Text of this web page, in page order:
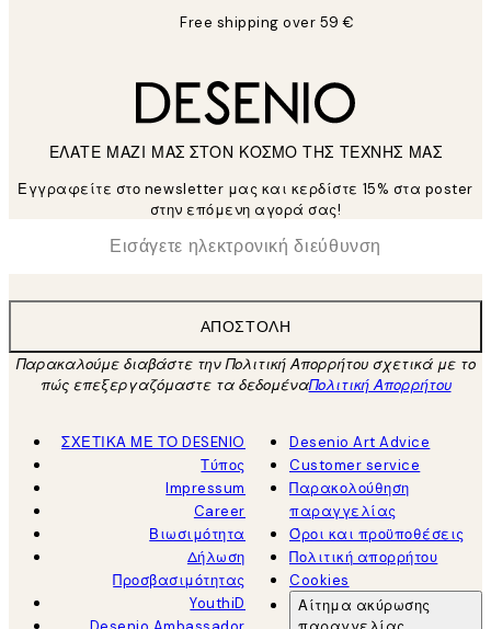
Free shipping over 59 €
ΕΛΑΤΕ ΜΑΖΙ ΜΑΣ ΣΤΟΝ ΚΟΣΜΟ ΤΗΣ ΤΕΧΝΗΣ ΜΑΣ
Εγγραφείτε στο newsletter μας και κερδίστε 15% στα poster
στην επόμενη αγορά σας!
Ηλεκτρονική Διεύθυνση
ΑΠΟΣΤΟΛΉ
Παρακαλούμε διαβάστε την Πολιτική Απορρήτου σχετικά με το
πώς επεξεργαζόμαστε τα δεδομέναΠολιτική Απορρήτου
ΣΧΕΤΙΚΑ ΜΕ ΤΟ DESENIO
Τύπος
Impressum
Career
Βιωσιμότητα
Δήλωση
Προσβασιμότητας
YouthiD
Desenio Art Advice
Customer service
Παρακολούθηση
παραγγελίας
Όροι και προϋποθέσεις
Πολιτική απορρήτου
Cookies
Αίτημα ακύρωσης